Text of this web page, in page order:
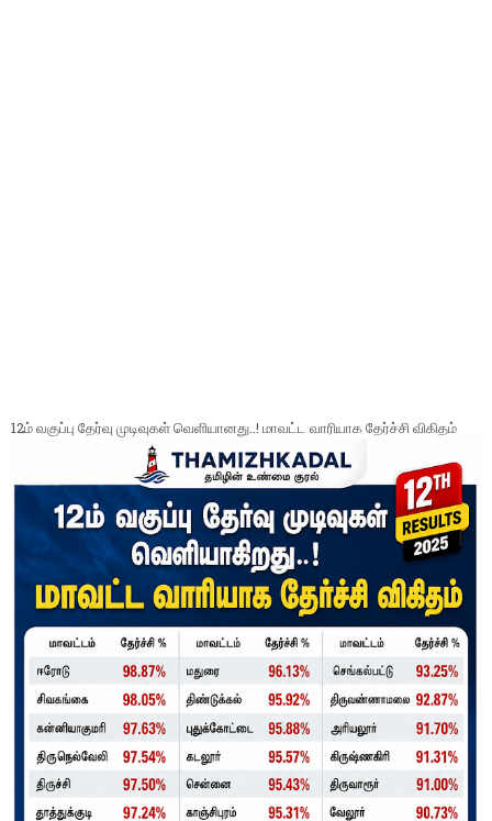
12ம் வகுப்பு தேர்வு முடிவுகள் வெளியானது..! மாவட்ட வாரியாக தேர்ச்சி விகிதம்